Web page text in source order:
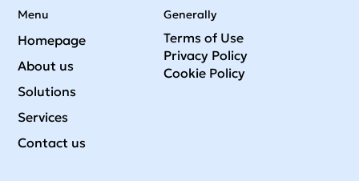
Menu
Homepage
About us
Solutions
Services
Contact us
Generally
Terms of Use
Privacy Policy
Cookie Policy